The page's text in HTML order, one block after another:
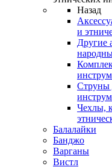
Назад
и
Другие
Струны
Чехлы,
Балалайки
Банджо
Варганы
Вистл